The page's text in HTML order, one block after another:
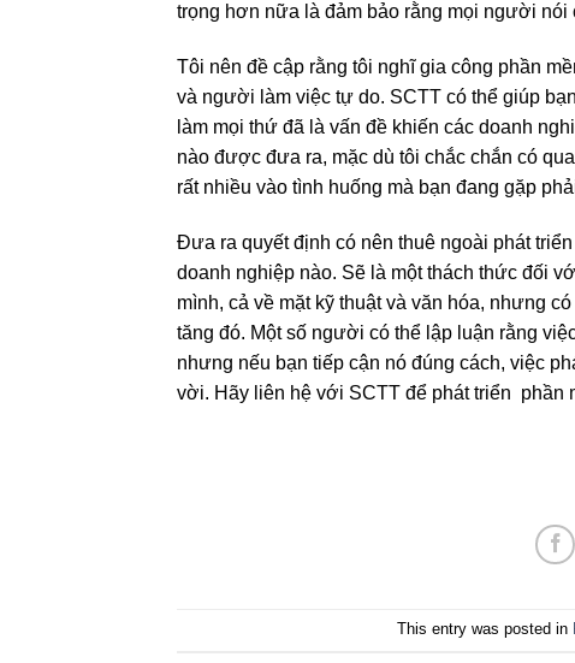
trọng hơn nữa là đảm bảo rằng mọi người nói
Tôi nên đề cập rằng tôi nghĩ gia công phần
và người làm việc tự do. SCTT có thể giúp bạn
làm mọi thứ đã là vấn đề khiến các doanh
nào được đưa ra, mặc dù tôi chắc chắn có
rất nhiều vào tình huống mà bạn đang gặp
Đưa ra quyết định có nên thuê ngoài phát
doanh nghiệp nào. Sẽ là một thách thức đối
mình, cả về mặt kỹ thuật và văn hóa, nhưng
tăng đó. Một số người có thể lập luận rằng
nhưng nếu bạn tiếp cận nó đúng cách, việc
vời. Hãy liên hệ với SCTT để phát triển phần
This entry was posted in